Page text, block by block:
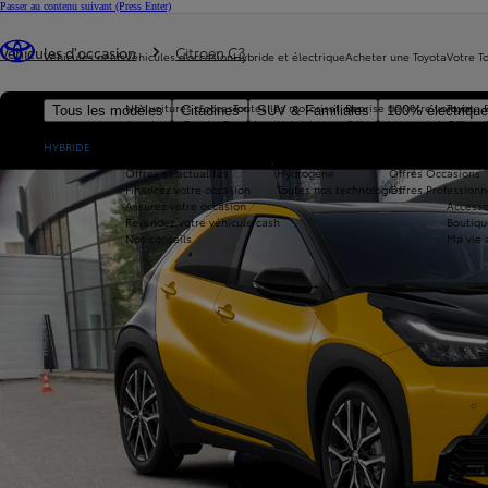
Passer au contenu suivant (Press Enter)
Véhicules neufs
Tous les modèles Citadines SUV & Familiales 100%
HYBRIDE
Véhicules d'occasion
Nos voitures d'occasion
Avantages Toyota Occasions
Offres et actualités
Financez votre occasion
Assurez votre occasion
Revendez votre véhicule cash
Nos conseils
Hybride et électrique
Toutes les motorisations
Hybride
Hydrogène
Toutes nos technologies
Acheter une Toyota
Reprise de votre voiture
Offres du moment
Offres Occasions
Offres
Votre
Toyota
Offres
Ma vie
Véhicules d'occasion Citroen C3